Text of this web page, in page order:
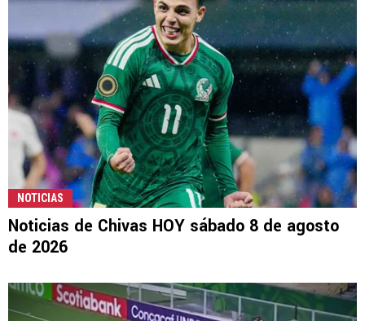
NOTICIAS
Noticias de Chivas HOY sábado 8 de agosto
de 2026